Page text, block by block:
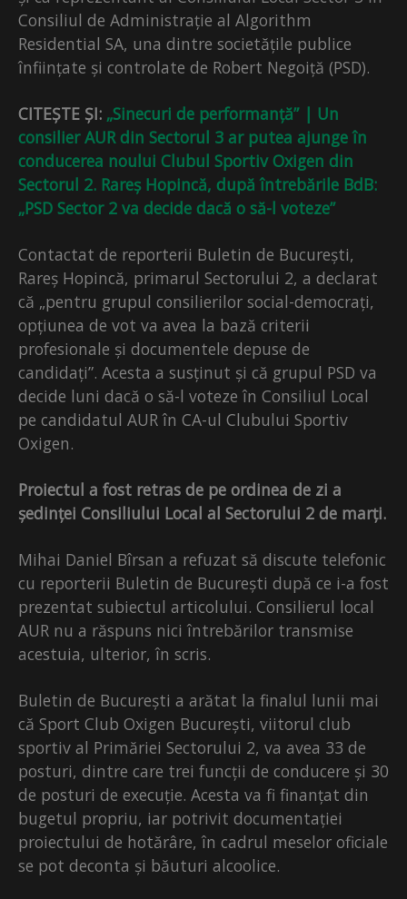
Consiliul de Administrație al Algorithm
Residential SA, una dintre societățile publice
înființate și controlate de Robert Negoiță (PSD).
CITEȘTE ȘI: „Sinecuri de performanță” | Un
consilier AUR din Sectorul 3 ar putea ajunge în
conducerea noului Clubul Sportiv Oxigen din
Sectorul 2. Rareș Hopincă, după întrebările BdB:
„PSD Sector 2 va decide dacă o să-l voteze”
Contactat de reporterii Buletin de București,
Rareș Hopincă, primarul Sectorului 2, a declarat
că „pentru grupul consilierilor social-democrați,
opțiunea de vot va avea la bază criterii
profesionale și documentele depuse de
candidați”. Acesta a susținut și că grupul PSD va
decide luni dacă o să-l voteze în Consiliul Local
pe candidatul AUR în CA-ul Clubului Sportiv
Oxigen.
Proiectul a fost retras de pe ordinea de zi a
ședinței Consiliului Local al Sectorului 2 de marți.
Mihai Daniel Bîrsan a refuzat să discute telefonic
cu reporterii Buletin de București după ce i-a fost
prezentat subiectul articolului. Consilierul local
AUR nu a răspuns nici întrebărilor transmise
acestuia, ulterior, în scris.
Buletin de București a arătat la finalul lunii mai
că Sport Club Oxigen București, viitorul club
sportiv al Primăriei Sectorului 2, va avea 33 de
posturi, dintre care trei funcții de conducere și 30
de posturi de execuție. Acesta va fi finanțat din
bugetul propriu, iar potrivit documentației
proiectului de hotărâre, în cadrul meselor oficiale
se pot deconta și băuturi alcoolice.